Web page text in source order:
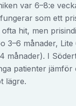
var 6–8:e
som ett
hit, men
3–6 månader,
månader). I
patienter
lägre.